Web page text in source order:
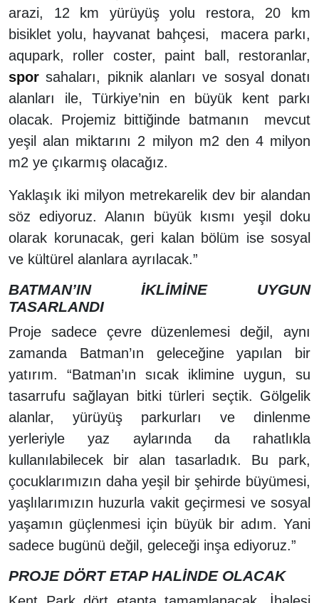
arazi, 12 km yürüyüş yolu restora, 20 km
bisiklet yolu, hayvanat bahçesi, macera parkı,
aqupark, roller coster, paint ball, restoranlar,
spor sahaları, piknik alanları ve sosyal donatı
alanları ile, Türkiye’nin en büyük kent parkı
olacak. Projemiz bittiğinde batmanın mevcut
yeşil alan miktarını 2 milyon m2 den 4 milyon
m2 ye çıkarmış olacağız.
Yaklaşık iki milyon metrekarelik dev bir alandan
söz ediyoruz. Alanın büyük kısmı yeşil doku
olarak korunacak, geri kalan bölüm ise sosyal
ve kültürel alanlara ayrılacak.”
BATMAN’IN İKLİMİNE UYGUN
TASARLANDI
Proje sadece çevre düzenlemesi değil, aynı
zamanda Batman’ın geleceğine yapılan bir
yatırım. “Batman’ın sıcak iklimine uygun, su
tasarrufu sağlayan bitki türleri seçtik. Gölgelik
alanlar, yürüyüş parkurları ve dinlenme
yerleriyle yaz aylarında da rahatlıkla
kullanılabilecek bir alan tasarladık. Bu park,
çocuklarımızın daha yeşil bir şehirde büyümesi,
yaşlılarımızın huzurla vakit geçirmesi ve sosyal
yaşamın güçlenmesi için büyük bir adım. Yani
sadece bugünü değil, geleceği inşa ediyoruz.”
PROJE DÖRT ETAP HALİNDE OLACAK